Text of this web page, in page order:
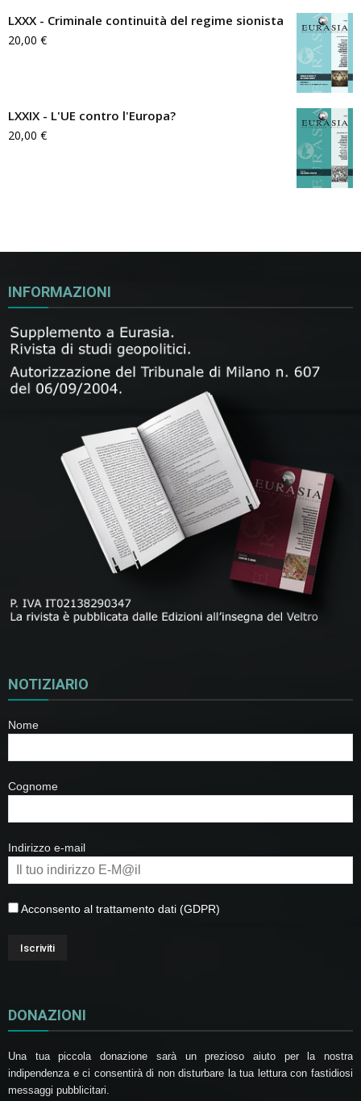
LXXX - Criminale continuità del regime sionista
20,00 €
LXXIX - L'UE contro l'Europa?
20,00 €
INFORMAZIONI
NOTIZIARIO
Nome
Cognome
Indirizzo e-mail
Acconsento al trattamento dati (GDPR)
DONAZIONI
Una tua piccola donazione sarà un prezioso aiuto per la nostra
indipendenza e ci consentirà di non disturbare la tua lettura con fastidiosi
messaggi pubblicitari.